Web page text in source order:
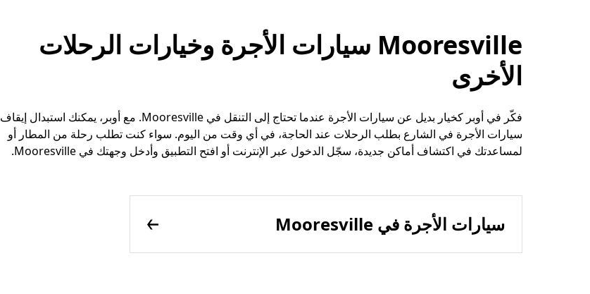
Mooresville سيارات الأجرة وخيارات الرحلات
الأخرى
فكّر في أوبر كخيار بديل عن سيارات الأجرة عندما تحتاج إلى التنقل في Mooresville. مع أوبر، يمكنك استبدال إيقاف
سيارات الأجرة في الشارع بطلب الرحلات عند الحاجة، في أي وقت من اليوم. سواء كنت تطلب رحلة من المطار أو
لمساعدتك في اكتشاف أماكن جديدة، سجّل الدخول عبر الإنترنت أو افتح التطبيق وأدخل وجهتك في Mooresville.
سيارات الأجرة في Mooresville